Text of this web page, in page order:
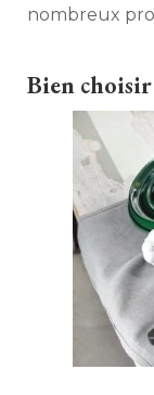
nombreux
Bien